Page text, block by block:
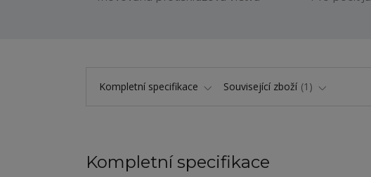
Kompletní specifikace Související zboží 1
Kompletní specifikace